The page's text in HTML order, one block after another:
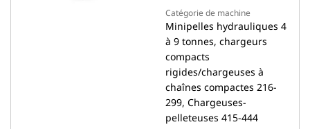
Catégorie de machine
Minipelles hydrauliques 4
à 9 tonnes, chargeurs
compacts
rigides/chargeuses à
chaînes compactes 216-
299, Chargeuses-
pelleteuses 415-444